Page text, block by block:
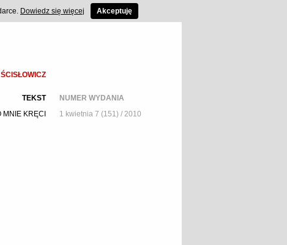
TEKST
NUMER WYDANIA
MNIE KRĘCI
1 kwietnia 7 (151) / 2010
Dowiedz się więcej Akceptuję